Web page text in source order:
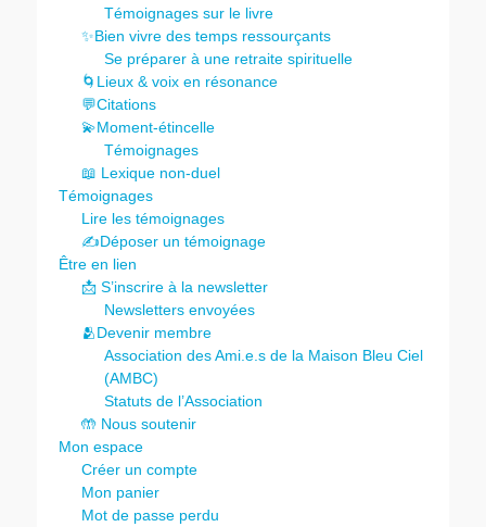
Témoignages sur le livre
✨Bien vivre des temps ressourçants
Se préparer à une retraite spirituelle
🌀Lieux & voix en résonance
💬Citations
💫Moment-étincelle
Témoignages
📖 Lexique non-duel
Témoignages
Lire les témoignages
✍️Déposer un témoignage
Être en lien
📩 S’inscrire à la newsletter
Newsletters envoyées
🫂Devenir membre
Association des Ami.e.s de la Maison Bleu Ciel
(AMBC)
Statuts de l’Association
🤲 Nous soutenir
Mon espace
Créer un compte
Mon panier
Mot de passe perdu